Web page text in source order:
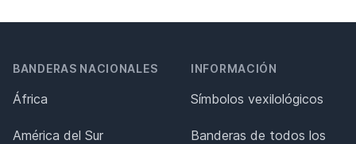
BANDERAS NACIONALES
África
América del Sur
INFORMACIÓN
Símbolos vexilológicos
Banderas de todos los